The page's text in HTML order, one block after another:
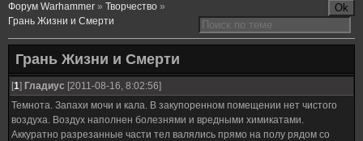
Форум Warhammer » Творчество »
Грань Жизни и Смерти
Грань Жизни и Смерти
[1] Гладиус [2011-08-16, 8:02:56]
Темнота. Запахи мочи и кала. В закупоренном помещении нет чистого
воздуха. Воздух наполнен болезнями и вредными химикатами.
Аккуратно разрезанные части тел валялись прямо на полу рядом со